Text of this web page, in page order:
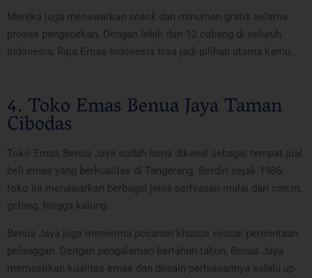
Mereka juga menawarkan snack dan minuman gratis selama
proses pengecekan. Dengan lebih dari 12 cabang di seluruh
Indonesia, Raja Emas Indonesia bisa jadi pilihan utama kamu.
4. Toko Emas Benua Jaya Taman
Cibodas
Toko Emas Benua Jaya sudah lama dikenal sebagai tempat jual
beli emas yang berkualitas di Tangerang. Berdiri sejak 1986,
toko ini menawarkan berbagai jenis perhiasan mulai dari cincin,
gelang, hingga kalung.
Benua Jaya juga menerima pesanan khusus sesuai permintaan
pelanggan. Dengan pengalaman bertahun-tahun, Benua Jaya
memastikan kualitas emas dan desain perhiasannya selalu up-